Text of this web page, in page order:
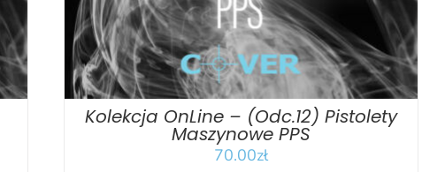
Kolekcja OnLine – (Odc.12) Pistolety
Maszynowe PPS
70.00zł